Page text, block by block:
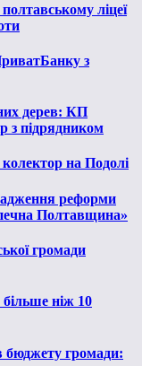
ліцеї
з
дерев: КП
з підрядником
на Подолі
реформи
Полтавщина»
громади
ніж 10
бюджету громади: